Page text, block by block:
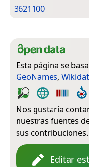
3621100
Esta página se
GeoNames,
Nos gustaría
nuestras fuentes
sus contribuciones.
Editar